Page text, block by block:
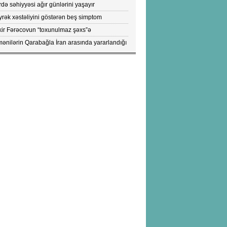
səhiyyəsi ağır günlərini yaşayır
xəstəliyini göstərən beş simptom
DİQQƏTLƏ OXUYUN!
Fərəcovun “toxunulmaz şəxs”ə
kökündə nələr durub?- ŞOK
FOTOLAR
Qarabağla İran arasında yararlandığı